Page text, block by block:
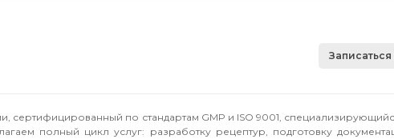
Записаться
сертифицированный по стандартам GMP и ISO 9001,
полный цикл услуг: разработку рецептур, подготовку